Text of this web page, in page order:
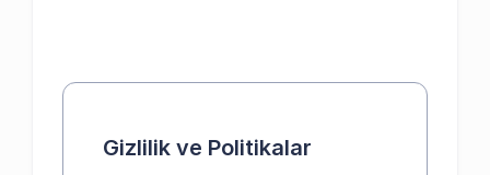
Gizlilik ve Politikalar